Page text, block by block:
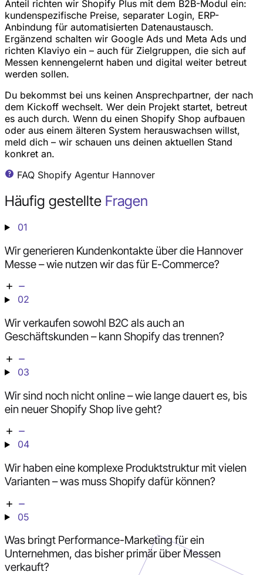
Anteil richten wir Shopify Plus mit dem B2B-Modul ein:
kundenspezifische Preise, separater Login, ERP-
Anbindung für automatisierten Datenaustausch.
Ergänzend schalten wir Google Ads und Meta Ads und
richten Klaviyo ein – auch für Zielgruppen, die sich auf
Messen kennengelernt haben und digital weiter betreut
werden sollen.
Du bekommst bei uns keinen Ansprechpartner, der nach
dem Kickoff wechselt. Wer dein Projekt startet, betreut
es auch durch. Wenn du einen Shopify Shop aufbauen
oder aus einem älteren System herauswachsen willst,
meld dich – wir schauen uns deinen aktuellen Stand
konkret an.
FAQ Shopify Agentur Hannover
Häufig gestellte Fragen
01
Wir generieren Kundenkontakte über die Hannover
Messe – wie nutzen wir das für E-Commerce?
02
Wir verkaufen sowohl B2C als auch an
Geschäftskunden – kann Shopify das trennen?
03
Wir sind noch nicht online – wie lange dauert es, bis
ein neuer Shopify Shop live geht?
04
Wir haben eine komplexe Produktstruktur mit vielen
Varianten – was muss Shopify dafür können?
05
Was bringt Performance-Marketing für ein
Unternehmen, das bisher primär über Messen
verkauft?